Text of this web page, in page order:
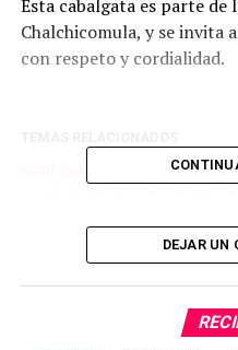
Esta cabalgata es parte de
Chalchicomula, y se invita
con respeto y cordialidad.
DEJAR UN